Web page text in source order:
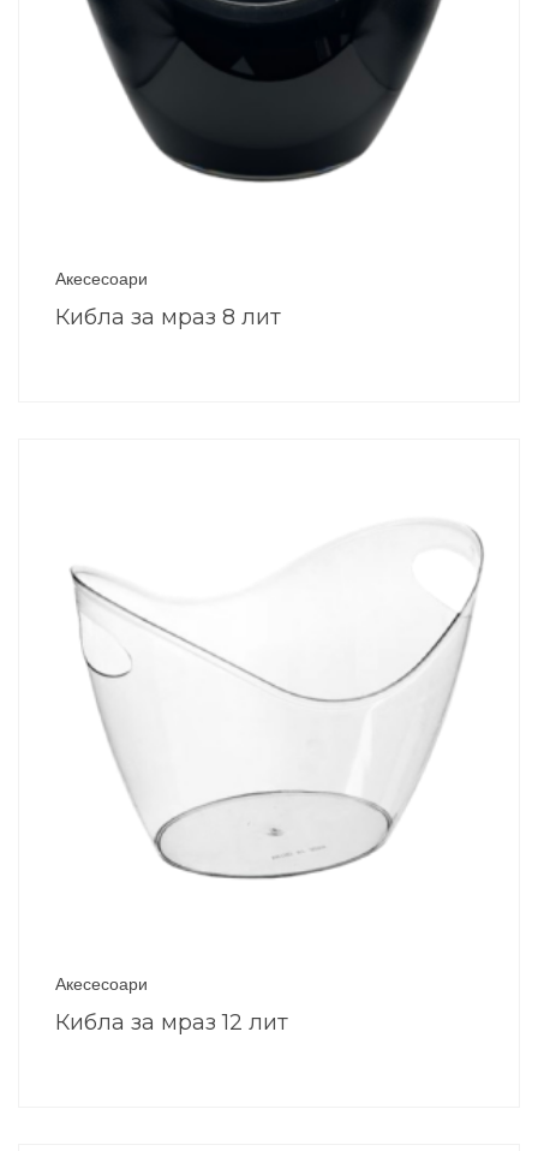
Акесесоари
Кибла за мраз 8 лит
Акесесоари
Кибла за мраз 12 лит